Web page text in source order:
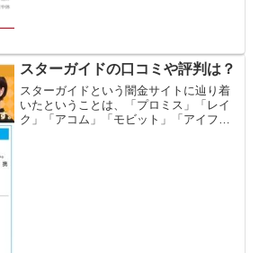
スターガイドの口コミや評判は？
スターガイドという闇金サイトに辿り着
いたということは、「プロミス」「レイ
ク」「アコム」「モビット」「アイフ